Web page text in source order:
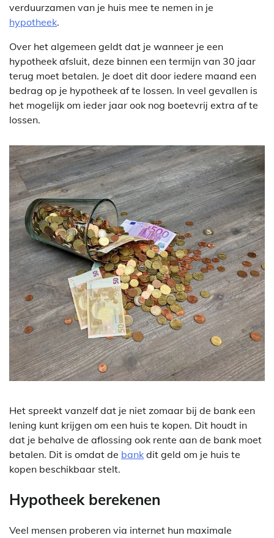
verduurzamen van je huis mee te nemen in je
hypotheek.
Over het algemeen geldt dat je wanneer je een
hypotheek afsluit, deze binnen een termijn van 30 jaar
terug moet betalen. Je doet dit door iedere maand een
bedrag op je hypotheek af te lossen. In veel gevallen is
het mogelijk om ieder jaar ook nog boetevrij extra af te
lossen.
Het spreekt vanzelf dat je niet zomaar bij de bank een
lening kunt krijgen om een huis te kopen. Dit houdt in
dat je behalve de aflossing ook rente aan de bank moet
betalen. Dit is omdat de bank dit geld om je huis te
kopen beschikbaar stelt.
Hypotheek berekenen
Veel mensen proberen via internet hun maximale